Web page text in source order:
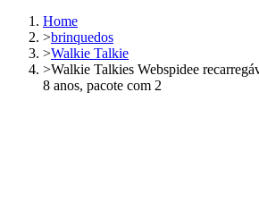
Home
>brinquedos
>Walkie Talkie
>Walkie Talkies Webspidee
8 anos, pacote com 2